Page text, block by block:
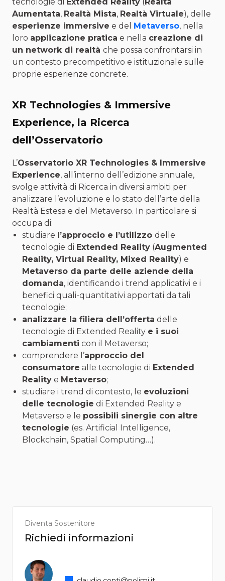
Aumentata, Realtà Mista, Realtà Virtuale), delle
esperienze immersive e del Metaverso, nella
loro applicazione pratica e nella creazione di
un network di realtà che possa confrontarsi in
un contesto precompetitivo e istituzionale sulle
proprie esperienze concrete.
XR Technologies & Immersive
Experience, la Ricerca
dell’Osservatorio
L’Osservatorio XR Technologies & Immersive
Experience, all’interno dell’edizione annuale,
svolge attività di Ricerca in diversi ambiti per
analizzare l’evoluzione e lo stato dell’arte della
Realtà Estesa e del Metaverso. In particolare si
occupa di:
studiare l’approccio e l’utilizzo delle
tecnologie di Extended Reality (Augmented
Reality, Virtual Reality, Mixed Reality) e
Metaverso da parte delle aziende della
domanda, identificando i trend applicativi e i
benefici quali-quantitativi apportati da tali
tecnologie;
analizzare la filiera dell’offerta delle
tecnologie di Extended Reality e i suoi
cambiamenti con il Metaverso;
comprendere l’approccio del
consumatore alle tecnologie di Extended
Reality e Metaverso;
studiare i trend di contesto, le evoluzioni
delle tecnologie di Extended Reality e
Metaverso e le possibili sinergie con altre
tecnologie (es. Artificial Intelligence,
Blockchain, Spatial Computing…).
Diventa Sostenitore
Richiedi informazioni